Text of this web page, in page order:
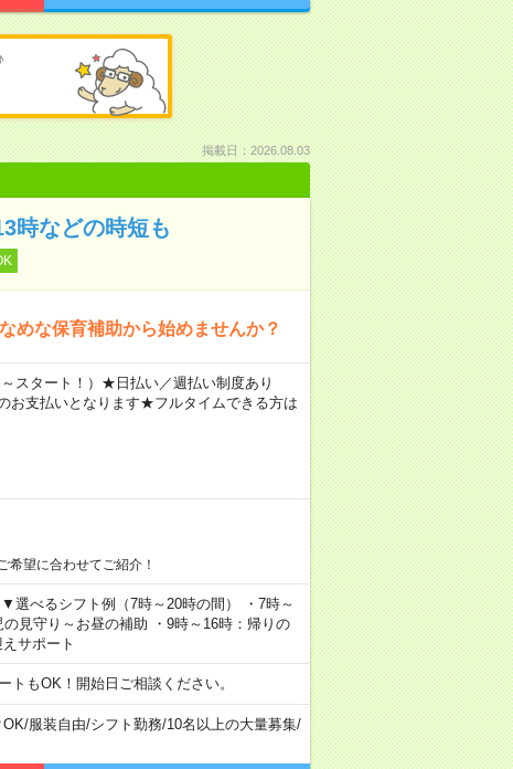
掲載日：2026.08.03
時などの時短も
めな保育補助から始めませんか？
スタート！）★日払い／週払い制度あり
お支払いとなります★フルタイムできる方は
望に合わせてご紹介！
選べるシフト例（7時～20時の間） ・7時～
見守り～お昼の補助 ・9時～16時：帰りの
サポート
もOK！開始日ご相談ください。
/服装自由/シフト勤務/10名以上の大量募集/